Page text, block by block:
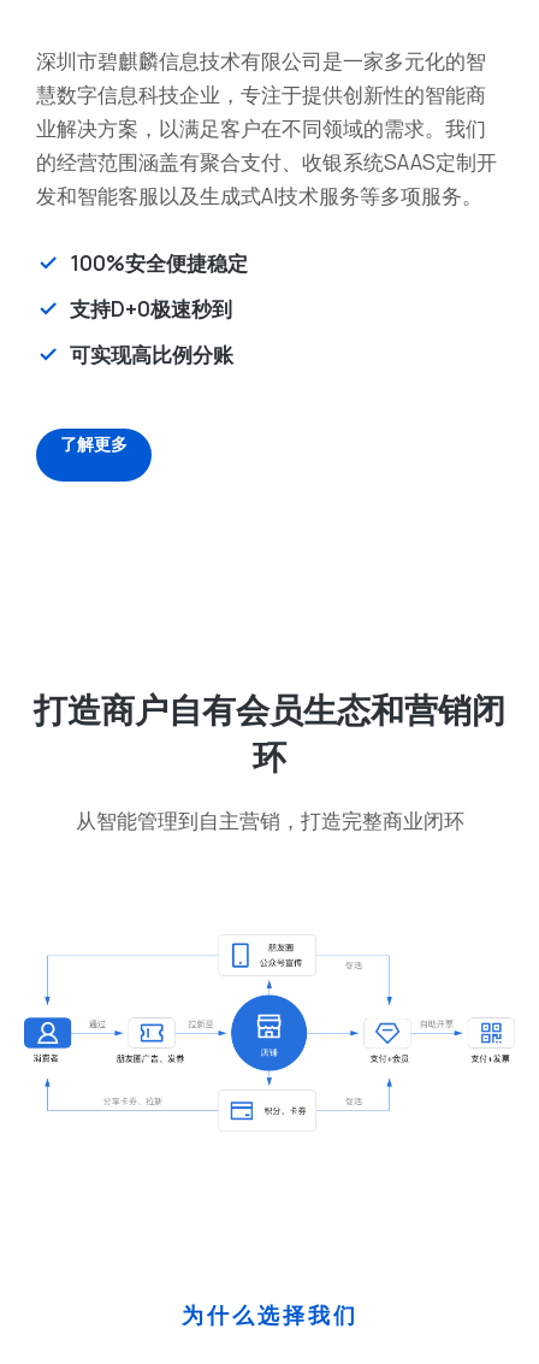
深圳市碧麒麟信息技术有限公司是一家多元化的智
慧数字信息科技企业，专注于提供创新性的智能商
业解决方案，以满足客户在不同领域的需求。我们
的经营范围涵盖有聚合支付、收银系统SAAS定制开
发和智能客服以及生成式AI技术服务等多项服务。
100%安全便捷稳定
支持D+0极速秒到
可实现高比例分账
了解更多
打造商户自有会员生态和营销闭
环
从智能管理到自主营销，打造完整商业闭环
为什么选择我们